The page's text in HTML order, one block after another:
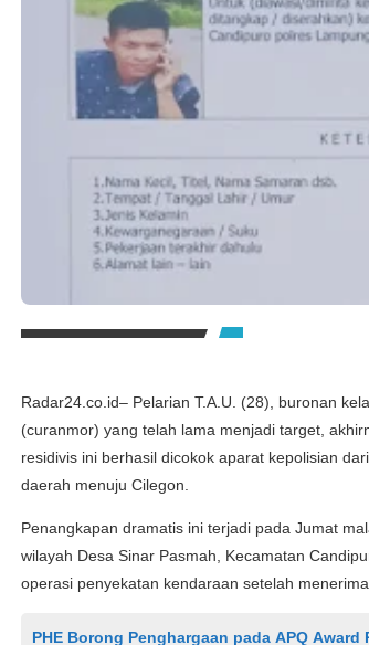
Radar24.co.id– Pelarian T.A.U. (28), buronan
(curanmor) yang telah lama menjadi target,
residivis ini berhasil dicokok aparat kepolisian
daerah menuju Cilegon.
Penangkapan dramatis ini terjadi pada Jumat
wilayah Desa Sinar Pasmah, Kecamatan
operasi penyekatan kendaraan setelah
PHE Borong Penghargaan pada APQ Award